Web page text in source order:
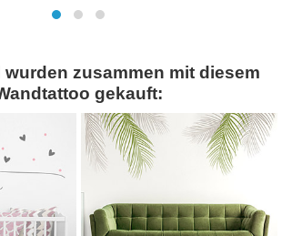
wurden zusammen mit diesem
gekauft: